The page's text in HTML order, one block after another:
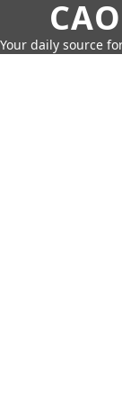
Your daily source